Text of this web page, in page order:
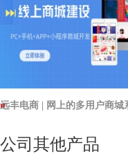
公司其他产品